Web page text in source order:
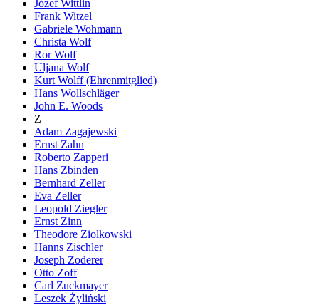
Józef Wittlin
Frank Witzel
Gabriele Wohmann
Christa Wolf
Ror Wolf
Uljana Wolf
Kurt Wolff (Ehrenmitglied)
Hans Wollschläger
John E. Woods
Z
Adam Zagajewski
Ernst Zahn
Roberto Zapperi
Hans Zbinden
Bernhard Zeller
Eva Zeller
Leopold Ziegler
Ernst Zinn
Theodore Ziolkowski
Hanns Zischler
Joseph Zoderer
Otto Zoff
Carl Zuckmayer
Leszek Żyliński